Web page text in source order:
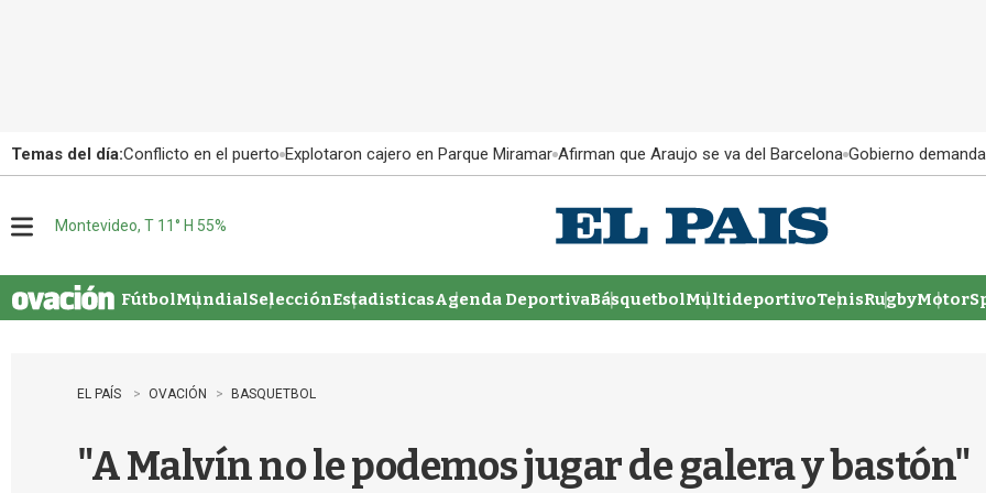
Temas del día:Conflicto en el puerto Explotaron cajero en Parque Miramar Afirman que Araujo se va del Barcelona Gobierno
u
Montevideo, T 11° H 55%
FútbolMundialSelecciónEstadisticasAgenda DeportivaBásquetbolMultideportivoTenisRugby
EL PAÍS OVACIÓN BASQUETBOL
"A Malvín no le podemos jugar de galera y bastón"